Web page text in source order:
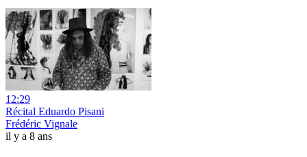
12:29
Récital Eduardo Pisani
Frédéric Vignale
il y a 8 ans